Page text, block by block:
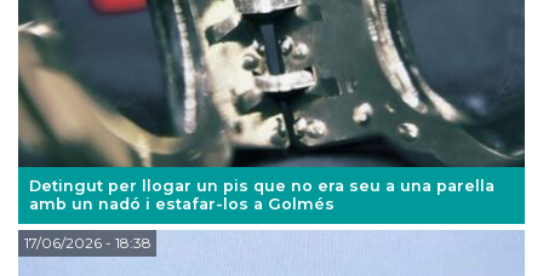
Detingut per llogar un pis que no era seu a una parella
amb un nadó i estafar-los a Golmés
17/06/2026- 18:38